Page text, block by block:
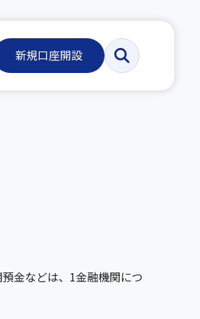
新規口座開設
金などは、1金融機関につ